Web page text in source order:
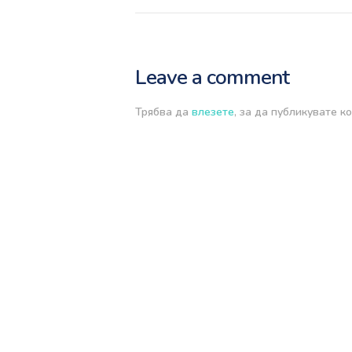
Leave a comment
Трябва да влезете, за да публикувате